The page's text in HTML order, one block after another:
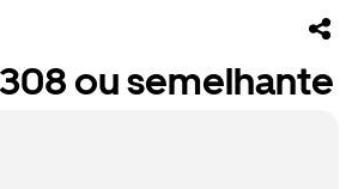
ou semelhante